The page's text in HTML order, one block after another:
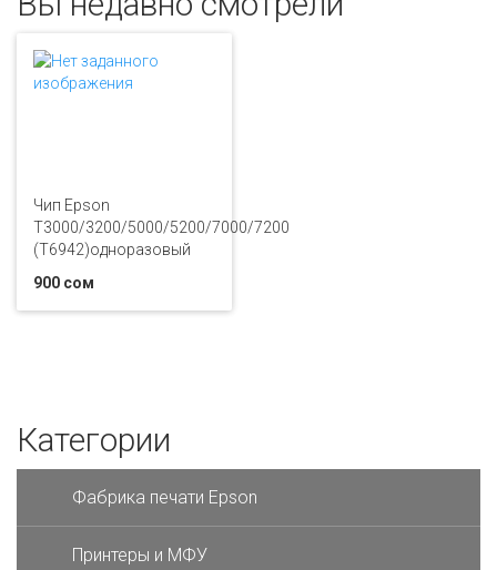
Чип Epson
T3000/3200/5000/5200/7000/7200
(T6942)одноразовый
900 сом
Категории
Фабрика печати Epson
Принтеры и МФУ